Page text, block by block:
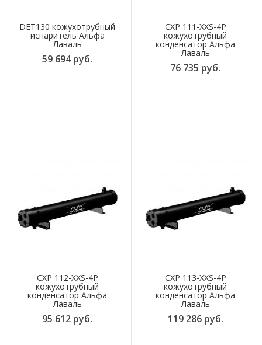
DET130 кожухотрубный
испаритель Альфа
Лаваль
59 694 руб.
CXP 111-XXS-4P
кожухотрубный
конденсатор Альфа
Лаваль
76 735 руб.
CXP 112-XXS-4P
кожухотрубный
конденсатор Альфа
Лаваль
95 612 руб.
CXP 113-XXS-4P
кожухотрубный
конденсатор Альфа
Лаваль
119 286 руб.